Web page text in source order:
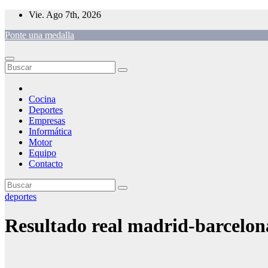
Saltar
contenido
Vie. Ago 7th, 2026
Ponte una medalla
Cocina
Deportes
Empresas
Informática
Motor
Equipo
Contacto
deportes
Resultado real madrid-